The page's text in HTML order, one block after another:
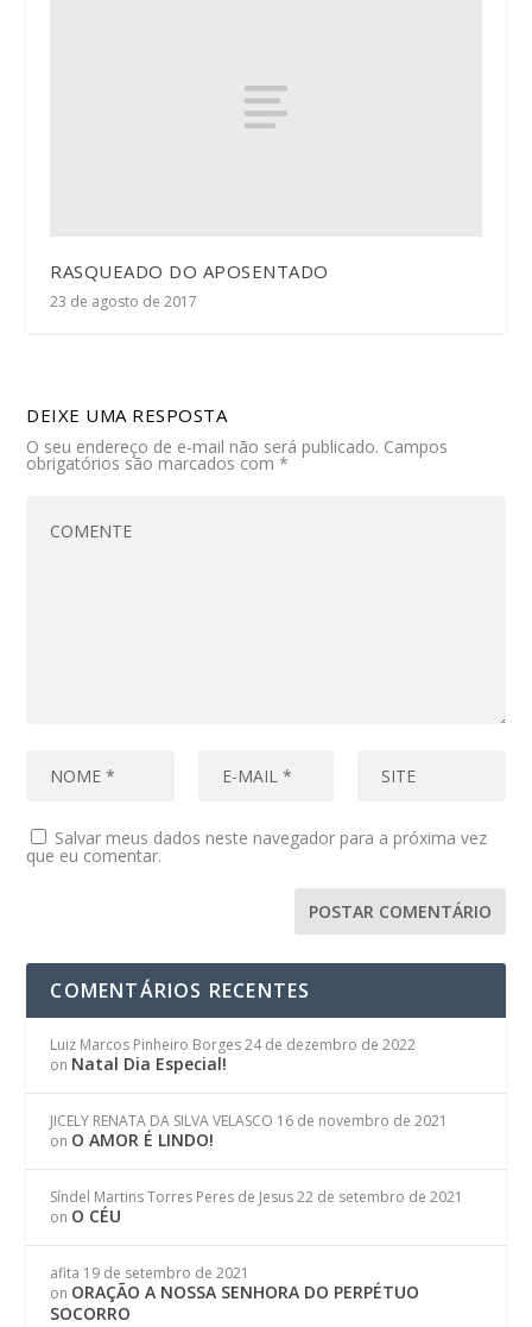
RASQUEADO DO APOSENTADO
23 de agosto de 2017
DEIXE UMA RESPOSTA
O seu endereço de e-mail não será publicado. Campos
obrigatórios são marcados com*
Salvar meus dados neste navegador para a próxima vez
que eu comentar.
COMENTÁRIOS RECENTES
Luiz Marcos Pinheiro Borges 24 de dezembro de 2022
on Natal Dia Especial!
JICELY RENATA DA SILVA VELASCO 16 de novembro de 2021
on O AMOR É LINDO!
Síndel Martins Torres Peres de Jesus 22 de setembro de 2021
on O CÉU
afita 19 de setembro de 2021
on ORAÇÃO A NOSSA SENHORA DO PERPÉTUO
SOCORRO